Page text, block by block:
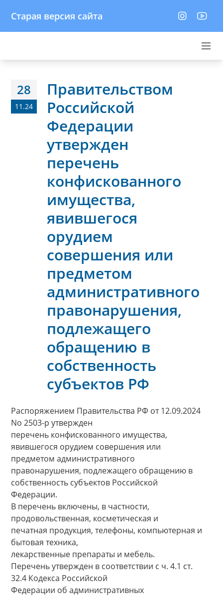
Старая версия сайта
28
11.24
Правительством
Российской
Федерации
утвержден
перечень
конфискованного
имущества,
явившегося
орудием
совершения или
предметом
административного
правонарушения,
подлежащего
обращению в
собственность
субъектов РФ
Распоряжением Правительства РФ от 12.09.2024
No 2503-р утвержден
перечень конфискованного имущества,
явившегося орудием совершения или
предметом административного
правонарушения, подлежащего обращению в
собственность субъектов Российской
Федерации.
В перечень включены, в частности,
продовольственная, косметическая и
печатная продукция, телефоны, компьютерная и
бытовая техника,
лекарственные препараты и мебель.
Перечень утвержден в соответствии с ч. 4.1 ст.
32.4 Кодекса Российской
Федерации об административных